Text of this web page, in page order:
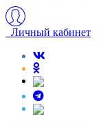
Личный кабинет